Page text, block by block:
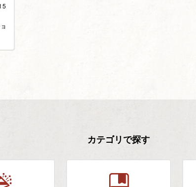
カテゴリで探す